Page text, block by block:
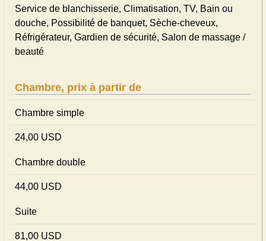
Service de blanchisserie, Climatisation, TV, Bain ou
douche, Possibilité de banquet, Sèche-cheveux,
Réfrigérateur, Gardien de sécurité, Salon de massage /
beauté
Chambre, prix à partir de
Chambre simple
24,00 USD
Chambre double
44,00 USD
Suite
81,00 USD